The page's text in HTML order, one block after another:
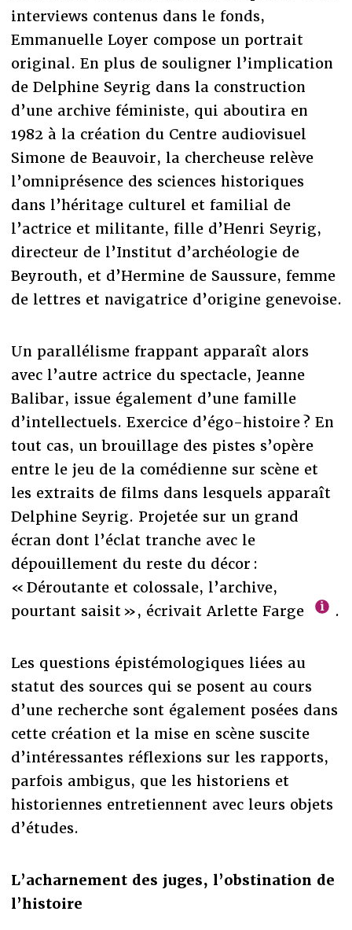
interviews contenus dans le fonds,
Emmanuelle Loyer compose un portrait
original. En plus de souligner l’implication
de Delphine Seyrig dans la construction
d’une archive féministe, qui aboutira en
1982 à la création du Centre audiovisuel
Simone de Beauvoir, la chercheuse relève
l’omniprésence des sciences historiques
dans l’héritage culturel et familial de
l’actrice et militante, fille d’Henri Seyrig,
directeur de l’Institut d’archéologie de
Beyrouth, et d’Hermine de Saussure, femme
de lettres et navigatrice d’origine genevoise.
Un parallélisme frappant apparaît alors
avec l’autre actrice du spectacle, Jeanne
Balibar, issue également d’une famille
d’intellectuels. Exercice d’égo-histoire ? En
tout cas, un brouillage des pistes s’opère
entre le jeu de la comédienne sur scène et
les extraits de films dans lesquels apparaît
Delphine Seyrig. Projetée sur un grand
écran dont l’éclat tranche avec le
dépouillement du reste du décor :
« Déroutante et colossale, l’archive,
pourtant saisit », écrivait Arlette Farge
.
Les questions épistémologiques liées au
statut des sources qui se posent au cours
d’une recherche sont également posées dans
cette création et la mise en scène suscite
d’intéressantes réflexions sur les rapports,
parfois ambigus, que les historiens et
historiennes entretiennent avec leurs objets
d’études.
L’acharnement des juges, l’obstination de
l’histoire